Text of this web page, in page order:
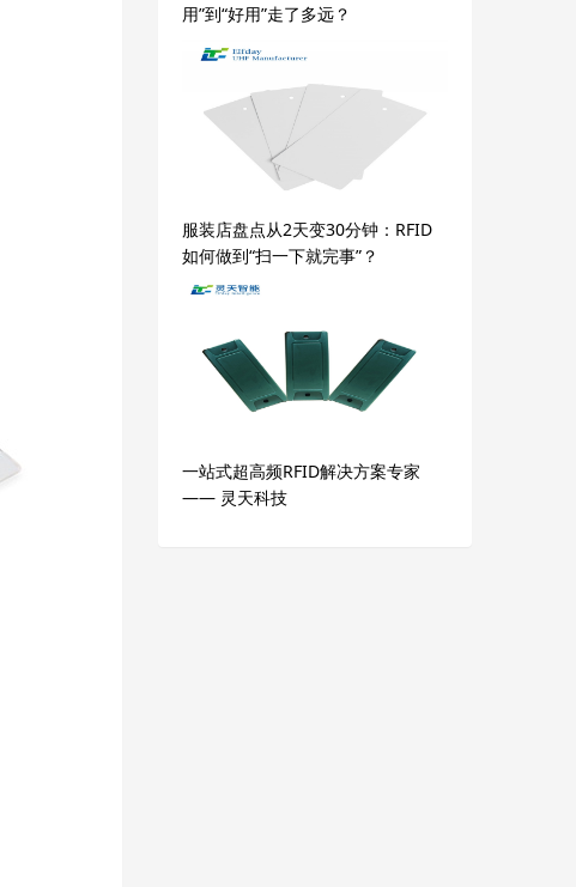
用”到“好用”走了多远？
服装店盘点从2天变30分钟：RFID
如何做到“扫一下就完事”？
一站式超高频RFID解决方案专家
—— 灵天科技